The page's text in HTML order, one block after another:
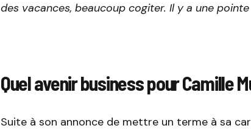
des vacances, beaucoup cogiter. Il y a une pointe
Quel avenir business pour Camille
Suite à son annonce de mettre un terme à sa